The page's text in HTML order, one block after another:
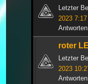
Letzter
2023
roter
Letzter
2023